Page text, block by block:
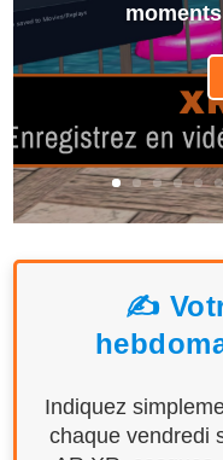
✍️
Indiquez
chaque vendredi